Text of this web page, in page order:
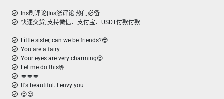
Ins刷评论|Ins涨评论|热门必备
快速交货, 支持微信、支付宝、USDT付款付款
Little sister, can we be friends?😎
You are a fairy
Your eyes are very charming😍
Let me do this🤟
💋💋💋
It's beautiful. I envy you
😍😍